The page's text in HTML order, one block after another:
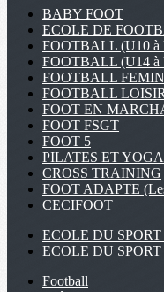
BABY FOOT
ECOLE DE
FOOTBALL (U10 à
FOOTBALL (U14 à
FOOTBALL
FOOTBALL
FOOT EN
FOOT FSGT
FOOT 5
PILATES ET YOGA
CROSS TRAINING
FOOT ADAPTE
CECIFOOT
ECOLE DU SPORT
ECOLE DU SPORT
Football